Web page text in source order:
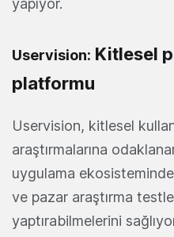
yapıyor.
Uservision: Kitlesel
platformu
Uservision, kitlesel
araştırmalarına
uygulama
ve pazar araştırma
yaptırabilmelerini